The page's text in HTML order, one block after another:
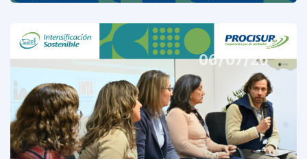
06/07/26